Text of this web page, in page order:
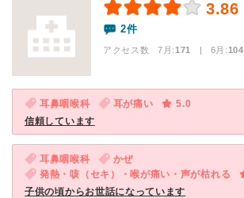
3.86
2件
アクセス数 7月:171 | 6月:104
耳鼻咽喉科 耳が痛い
5.0
信頼しています
耳鼻咽喉科
かぜ
発熱・咳（セキ）・喉が痛い・声が枯れる
子供の頃からお世話になっています